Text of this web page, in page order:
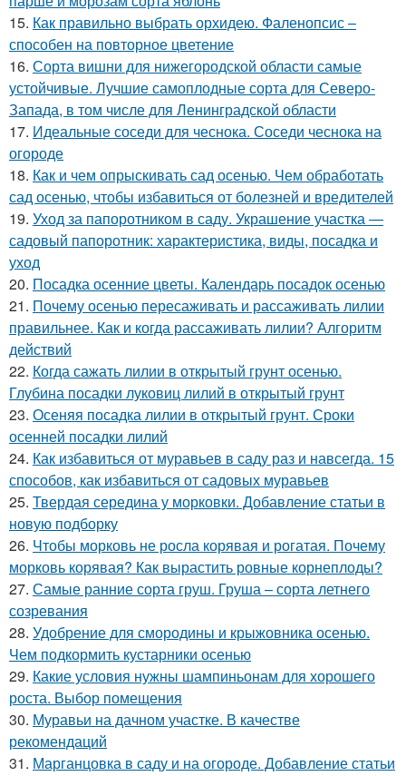
15. Как правильно выбрать орхидею. Фаленопсис –
способен на повторное цветение
16. Сорта вишни для нижегородской области самые
устойчивые. Лучшие самоплодные сорта для Северо-
Запада, в том числе для Ленинградской области
17. Идеальные соседи для чеснока. Соседи чеснока на
огороде
18. Как и чем опрыскивать сад осенью. Чем обработать
сад осенью, чтобы избавиться от болезней и вредителей
19. Уход за папоротником в саду. Украшение участка —
садовый папоротник: характеристика, виды, посадка и
уход
20. Посадка осенние цветы. Календарь посадок осенью
21. Почему осенью пересаживать и рассаживать лилии
правильнее. Как и когда рассаживать лилии? Алгоритм
действий
22. Когда сажать лилии в открытый грунт осенью.
Глубина посадки луковиц лилий в открытый грунт
23. Осеняя посадка лилии в открытый грунт. Сроки
осенней посадки лилий
24. Как избавиться от муравьев в саду раз и навсегда. 15
способов, как избавиться от садовых муравьев
25. Твердая середина у морковки. Добавление статьи в
новую подборку
26. Чтобы морковь не росла корявая и рогатая. Почему
морковь корявая? Как вырастить ровные корнеплоды?
27. Самые ранние сорта груш. Груша – сорта летнего
созревания
28. Удобрение для смородины и крыжовника осенью.
Чем подкормить кустарники осенью
29. Какие условия нужны шампиньонам для хорошего
роста. Выбор помещения
30. Муравьи на дачном участке. В качестве
рекомендаций
31. Марганцовка в саду и на огороде. Добавление статьи